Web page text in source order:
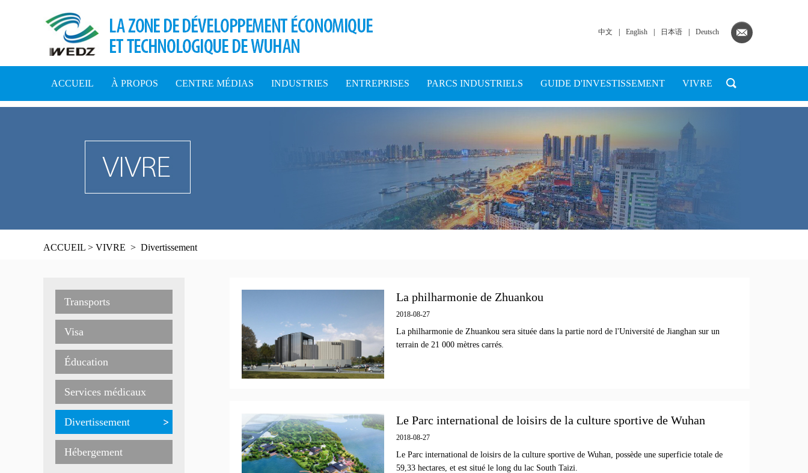
中文 English 日本语 Deutsch
ACCUEIL À PROPOS CENTRE MÉDIAS INDUSTRIES ENTREPRISES PARCS INDUSTRIELS GUIDE D'INVESTISSEMENT VIVRE
ACCUEIL > VIVRE > Divertissement
Transports
Visa
Éducation
Services médicaux
Divertissement
Hébergement
La philharmonie de Zhuankou
2018-08-27
La philharmonie de Zhuankou sera située dans la partie nord de l'Université de Jianghan sur un
terrain de 21 000 mètres carrés.
Le Parc international de loisirs de la culture sportive de Wuhan
2018-08-27
Le Parc international de loisirs de la culture sportive de Wuhan, possède une superficie totale de
59,33 hectares, et est situé le long du lac South Taizi.